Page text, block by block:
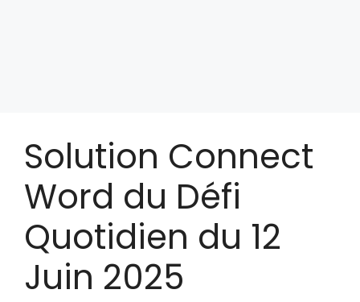
Solution Connect
Word du Défi
Quotidien du 12
Juin 2025